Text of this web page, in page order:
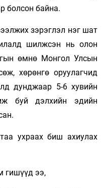
болсон байна.
зэрэглэл нэг шат
шилжсэн нь олон
өмнө Монгол Улсын
хөрөнгө оруулагчид
дунджаар 5-6 хувийн
буй дэлхийн эдийн
ухраах биш ахиулах
гишүүд ээ,